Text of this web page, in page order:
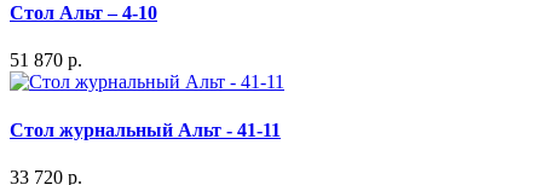
Стол Альт – 4-10
51 870 р.
Стол журнальный Альт - 41-11
33 720 р.